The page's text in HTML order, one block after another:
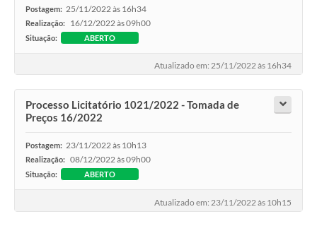
Postagem: 25/11/2022 às 16h34
Realização: 16/12/2022 às 09h00
Situação: ABERTO
Atualizado em: 25/11/2022 às 16h34
Processo Licitatório 1021/2022 - Tomada de
Preços 16/2022
Postagem: 23/11/2022 às 10h13
Realização: 08/12/2022 às 09h00
Situação: ABERTO
Atualizado em: 23/11/2022 às 10h15